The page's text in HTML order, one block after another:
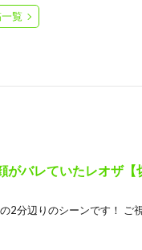
覧
がバレていたレオザ【
分辺りのシーンです！ ご